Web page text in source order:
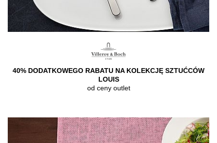
40% DODATKOWEGO RABATU NA KOLEKCJĘ SZTUĆCÓW
LOUIS
od ceny outlet